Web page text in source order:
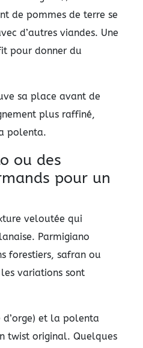
de pommes de terre se
d’autres viandes. Une
pour donner du
sa place avant de
plus raffiné,
polenta.
ou des
pour un
veloutée qui
Parmigiano
forestiers, safran ou
variations sont
d’orge) et la polenta
twist original. Quelques